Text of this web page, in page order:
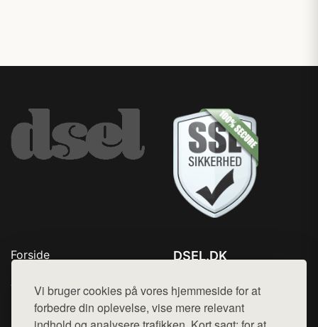
Vi bruger cookies på vores hjemmeside for at
forbedre din oplevelse, vise mere relevant
Forside
Top Rabatter
Blog
Kontakt
DSEL.DK
Mail: hej@want.dk